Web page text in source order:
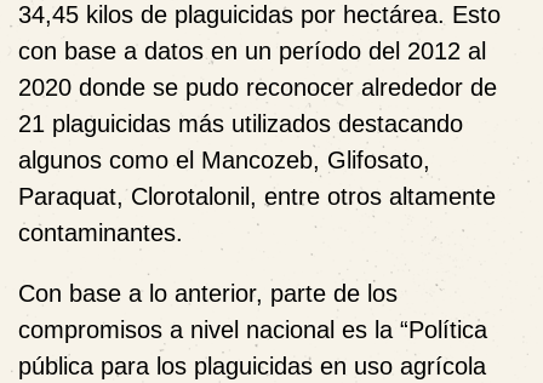
34,45 kilos de plaguicidas por hectárea. Esto
con base a datos en un período del 2012 al
2020 donde se pudo reconocer alrededor de
21 plaguicidas más utilizados destacando
algunos como el Mancozeb, Glifosato,
Paraquat, Clorotalonil, entre otros altamente
contaminantes.
Con base a lo anterior, parte de los
compromisos a nivel nacional es la “Política
pública para los plaguicidas en uso agrícola